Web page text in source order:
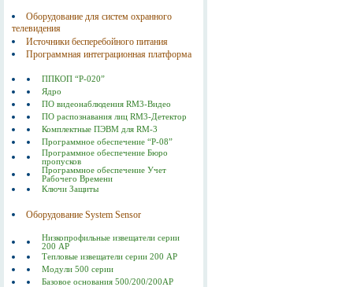
Оборудование для систем охранного
телевидения
Источники бесперебойного питания
Программная интеграционная платформа
ППКОП “Р-020”
Ядро
ПО видеонаблюдения RM3-Видео
ПО распознавания лиц RM3-Детектор
Комплектные ПЭВМ для RM-3
Программное обеспечение “Р-08”
Программное обеспечение Бюро
пропусков
Программное обеспечение Учет
Рабочего Времени
Ключи Защиты
Оборудование System Sensor
Низкопрофильные извещатели серии
200 АР
Тепловые извещатели серии 200 АР
Модули 500 серии
Базовое основания 500/200/200AP